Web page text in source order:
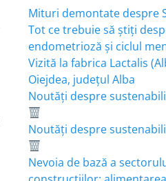
Mituri demontate despre
Tot ce trebuie să știți
endometrioză și ciclul
Vizită la fabrica Lactalis
Oiejdea, județul Alba
Noutăți despre
Noutăți despre
Nevoia de bază a